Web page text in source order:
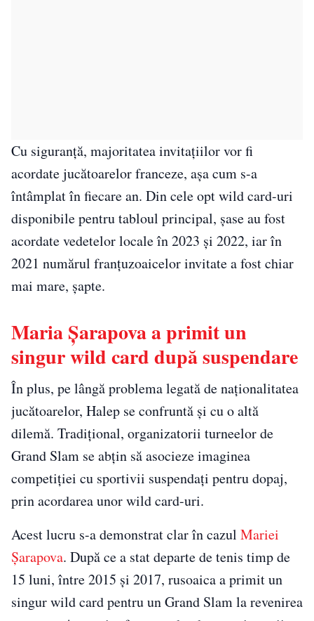
Cu siguranță, majoritatea invitațiilor vor fi
acordate jucătoarelor franceze, așa cum s-a
întâmplat în fiecare an. Din cele opt wild card-uri
disponibile pentru tabloul principal, șase au fost
acordate vedetelor locale în 2023 și 2022, iar în
2021 numărul franțuzoaicelor invitate a fost chiar
mai mare, șapte.
Maria Șarapova a primit un
singur wild card după suspendare
În plus, pe lângă problema legată de naționalitatea
jucătoarelor, Halep se confruntă și cu o altă
dilemă. Tradițional, organizatorii turneelor de
Grand Slam se abțin să asocieze imaginea
competiției cu sportivii suspendați pentru dopaj,
prin acordarea unor wild card-uri.
Acest lucru s-a demonstrat clar în cazul Mariei
Șarapova. După ce a stat departe de tenis timp de
15 luni, între 2015 și 2017, rusoaica a primit un
singur wild card pentru un Grand Slam la revenirea